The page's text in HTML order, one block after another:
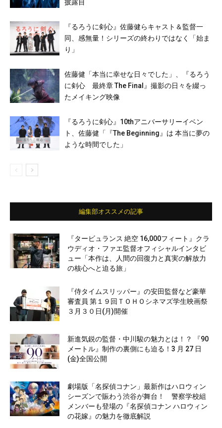
披露目
『るろうに剣心』佐藤健らキャスト＆監督一
同、感無量！シリーズの終わりではなく「始ま
り」
佐藤健「本当に幸せな日々でした」、『るろう
に剣心 最終章 The Final』撮影の日々を綴っ
たメイキング映像
『るろうに剣心』10thアニバーサリーイベン
ト、佐藤健「『The Beginning』は 本当に夢の
ような時間でした」
編集部オススメの記事
『タービュランス 絶空 16,000フィート』クラ
ウディオ・ファエ監督オフィシャルインタビ
ュー「本作は、人間の回復力と真実の解放力
の核心へと迫る旅」
『侍タイムスリッパー』の安田監督など豪華
審査員 第１９回ＴＯＨＯシネマズ学生映画祭
３月３０日(月)開催
新進気鋭の監督・中川駿の魅力とは！？ 『90
メートル』制作の裏側にも迫る！3 月 27 日
(金)全国公開
劇場版「名探偵コナン」最新作はハロウィン
シーズンで賑わう渋谷が舞台！ 警察学校組
メンバーも登場の『名探偵コナン ハロウィン
の花嫁』の魅力を徹底解説